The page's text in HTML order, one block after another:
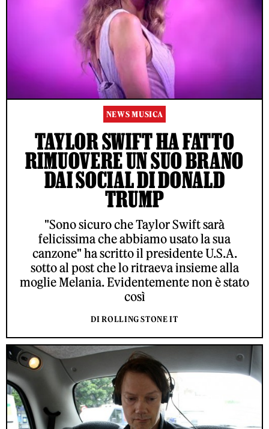
NEWS MUSICA
TAYLOR SWIFT HA FATTO
RIMUOVERE UN SUO BRANO
DAI SOCIAL DI DONALD
TRUMP
"Sono sicuro che Taylor Swift sarà
felicissima che abbiamo usato la sua
canzone" ha scritto il presidente U.S.A.
sotto al post che lo ritraeva insieme alla
moglie Melania. Evidentemente non è stato
così
DI ROLLING STONE IT